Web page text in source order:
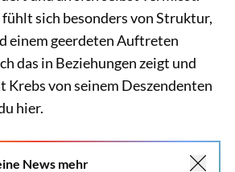
sich besonders von Struktur,
einem geerdeten Auftreten
das in Beziehungen zeigt und
Krebs von seinem Deszendenten
hier.
News mehr